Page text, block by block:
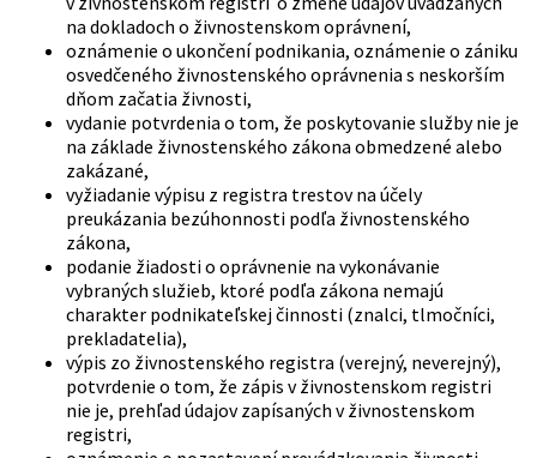
na dokladoch o živnostenskom oprávnení,
oznámenie o ukončení podnikania, oznámenie o zániku
osvedčeného živnostenského oprávnenia s neskorším
dňom začatia živnosti,
vydanie potvrdenia o tom, že poskytovanie služby nie je
na základe živnostenského zákona obmedzené alebo
zakázané,
vyžiadanie výpisu z registra trestov na účely
preukázania bezúhonnosti podľa živnostenského
zákona,
podanie žiadosti o oprávnenie na vykonávanie
vybraných služieb, ktoré podľa zákona nemajú
charakter podnikateľskej činnosti (znalci, tlmočníci,
prekladatelia),
výpis zo živnostenského registra (verejný, neverejný),
potvrdenie o tom, že zápis v živnostenskom registri
nie je, prehľad údajov zapísaných v živnostenskom
registri,